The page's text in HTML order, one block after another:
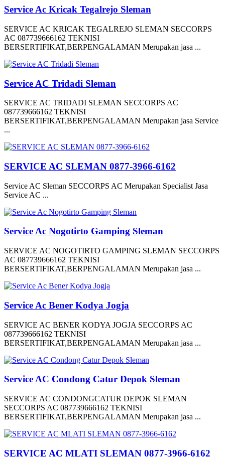
Service Ac Kricak Tegalrejo Sleman
SERVICE AC KRICAK TEGALREJO SLEMAN SECCORPS
AC 087739666162 TEKNISI
BERSERTIFIKAT,BERPENGALAMAN Merupakan jasa ...
Service AC Tridadi Sleman
SERVICE AC TRIDADI SLEMAN SECCORPS AC
087739666162 TEKNISI
BERSERTIFIKAT,BERPENGALAMAN Merupakan jasa Service
...
SERVICE AC SLEMAN 0877-3966-6162
Service AC Sleman SECCORPS AC Merupakan Specialist Jasa
Service AC ...
Service Ac Nogotirto Gamping Sleman
SERVICE AC NOGOTIRTO GAMPING SLEMAN SECCORPS
AC 087739666162 TEKNISI
BERSERTIFIKAT,BERPENGALAMAN Merupakan jasa ...
Service Ac Bener Kodya Jogja
SERVICE AC BENER KODYA JOGJA SECCORPS AC
087739666162 TEKNISI
BERSERTIFIKAT,BERPENGALAMAN Merupakan jasa ...
Service AC Condong Catur Depok Sleman
SERVICE AC CONDONGCATUR DEPOK SLEMAN
SECCORPS AC 087739666162 TEKNISI
BERSERTIFIKAT,BERPENGALAMAN Merupakan jasa ...
SERVICE AC MLATI SLEMAN 0877-3966-6162